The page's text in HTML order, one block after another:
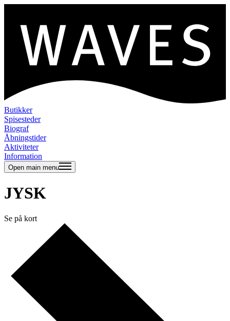
Butikker
Spisesteder
Biograf
Åbningstider
Aktiviteter
Information
Open main menu
JYSK
Se på kort